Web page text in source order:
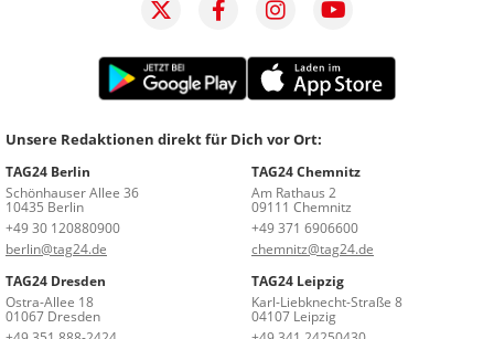
Unsere Redaktionen direkt für Dich vor Ort:
TAG24 Berlin
Schönhauser Allee 36
10435 Berlin
+49 30 120880900
berlin@tag24.de
TAG24 Chemnitz
Am Rathaus 2
09111 Chemnitz
+49 371 6906600
chemnitz@tag24.de
TAG24 Dresden
Ostra-Allee 18
01067 Dresden
TAG24 Leipzig
Karl-Liebknecht-Straße 8
04107 Leipzig